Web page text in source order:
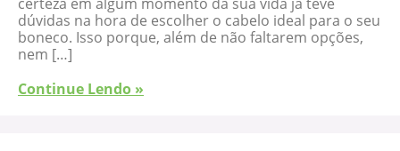
dúvidas na hora de escolher o cabelo ideal para o seu
boneco. Isso porque, além de não faltarem opções,
nem […]
Continue Lendo »